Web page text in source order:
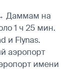
Даммам на
1 ч 25 мин.
и Flynas.
аэропорт
имени